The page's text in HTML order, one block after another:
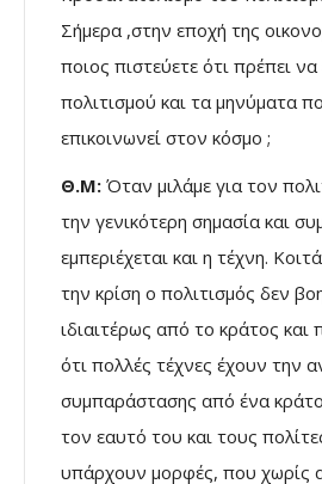
Σήμερα ,στην εποχή της
ποιος πιστεύετε ότι πρέπει
πολιτισμού και τα μηνύματα
επικοινωνεί στον κόσμο ;
Θ.Μ: Όταν μιλάμε για τον
την γενικότερη σημασία και
εμπεριέχεται και η τέχνη.
την κρίση ο πολιτισμός δεν
ιδιαιτέρως από το κράτος
ότι πολλές τέχνες έχουν την
συμπαράστασης από ένα
τον εαυτό του και τους
υπάρχουν μορφές, που χωρίς